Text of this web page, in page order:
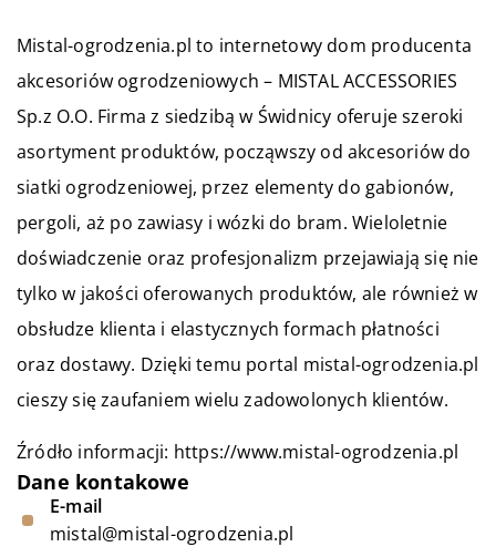
Mistal-ogrodzenia.pl to internetowy dom producenta
akcesoriów ogrodzeniowych – MISTAL ACCESSORIES
Sp.z O.O. Firma z siedzibą w Świdnicy oferuje szeroki
asortyment produktów, począwszy od akcesoriów do
siatki ogrodzeniowej, przez elementy do gabionów,
pergoli, aż po zawiasy i wózki do bram. Wieloletnie
doświadczenie oraz profesjonalizm przejawiają się nie
tylko w jakości oferowanych produktów, ale również w
obsłudze klienta i elastycznych formach płatności
oraz dostawy. Dzięki temu portal mistal-ogrodzenia.pl
cieszy się zaufaniem wielu zadowolonych klientów.
Źródło informacji: https://www.mistal-ogrodzenia.pl
Dane kontakowe
E-mail
mistal@mistal-ogrodzenia.pl